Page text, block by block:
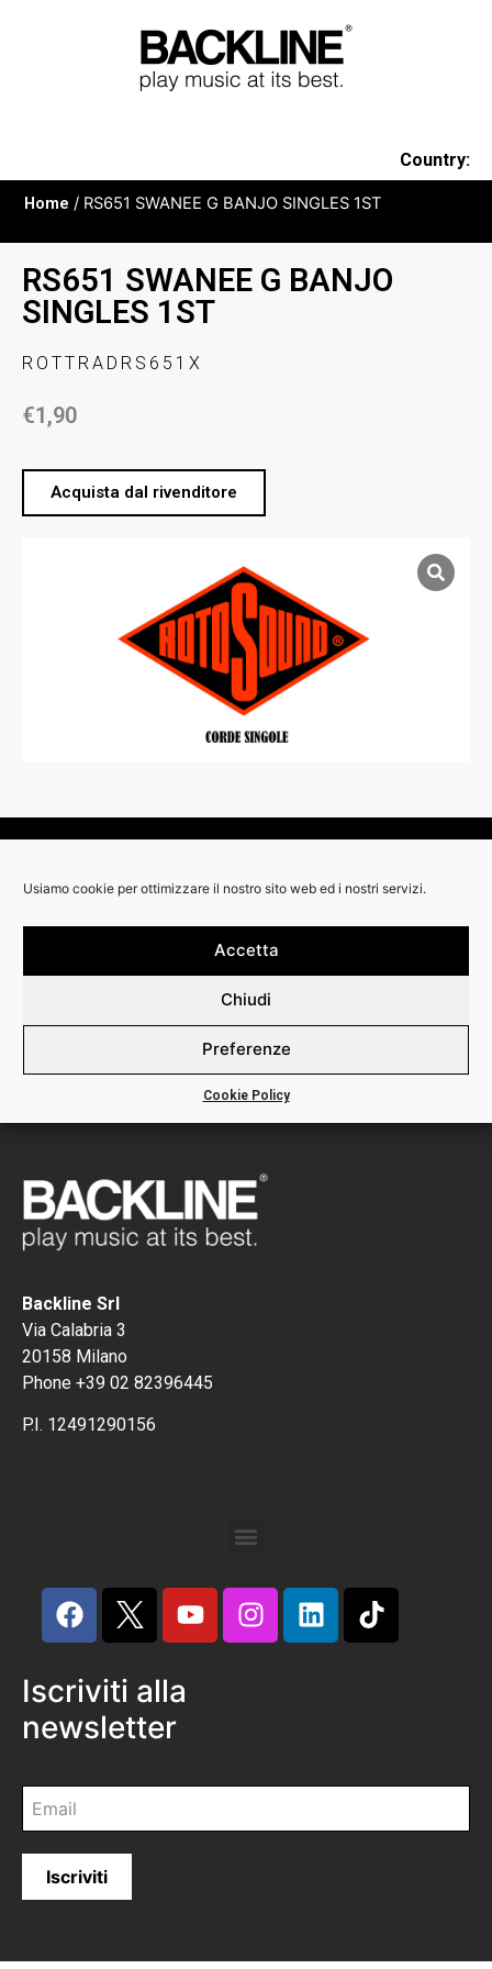
Usiamo cookie per ottimizzare il nostro sito web ed i nostri servizi.
Accetta
Chiudi
Preferenze
Cookie Policy
Country:
Home / RS651 SWANEE G BANJO SINGLES 1ST
RS651 SWANEE G BANJO
SINGLES 1ST
ROTTRADRS651X
€1,90
Acquista dal rivenditore
RIVENDITORI:
DETTAGLI:
RS651 SWANEE G BANJO SINGLES 1ST
Backline Srl
Via Calabria 3
20158 Milano
Phone +39 02 82396445
P.I. 12491290156
Iscriviti alla
newsletter
Iscriviti